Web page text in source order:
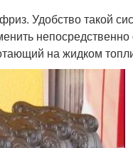
Удобство такой
непосредственно
на жидком